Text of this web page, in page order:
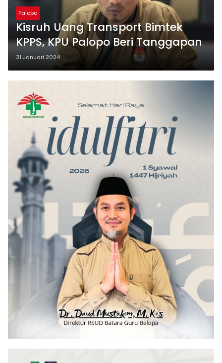
Palopo
Kisruh Uang Transport Bimtek
KPPS, KPU Palopo Beri Tanggapan
31 Januari 2024